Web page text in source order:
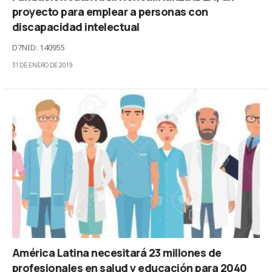
proyecto para emplear a personas con
discapacidad intelectual
D7NID: 140955
31 DE ENERO DE 2019
América Latina necesitará 23 millones de
profesionales en salud y educación para 2040